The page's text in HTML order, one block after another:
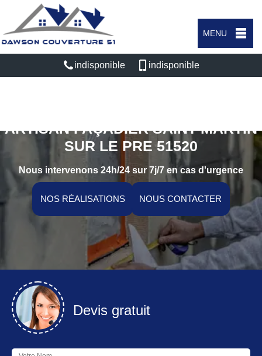
MENU
indisponible indisponible
ARTISAN FAÇADIER SAINT MARTIN
SUR LE PRE 51520
Nous intervenons 24h/24 sur 7j/7 en cas d'urgence
NOS RÉALISATIONS NOUS CONTACTER
Devis gratuit